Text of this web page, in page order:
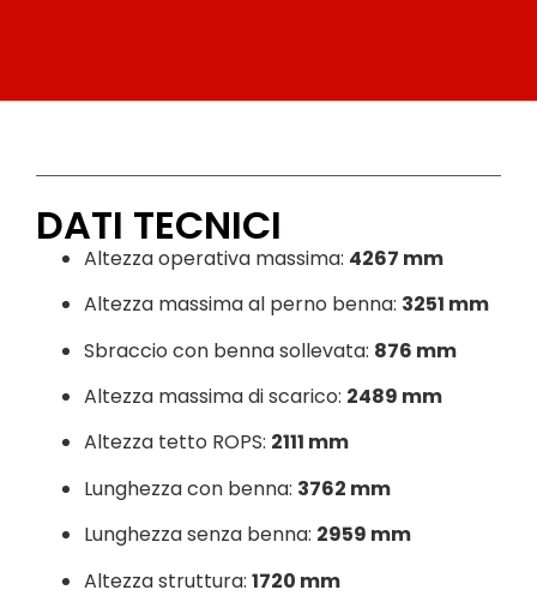
DATI TECNICI
Altezza operativa massima: 4267 mm
Altezza massima al perno benna: 3251 mm
Sbraccio con benna sollevata: 876 mm
Altezza massima di scarico: 2489 mm
Altezza tetto ROPS: 2111 mm
Lunghezza con benna: 3762 mm
Lunghezza senza benna: 2959 mm
Altezza struttura: 1720 mm